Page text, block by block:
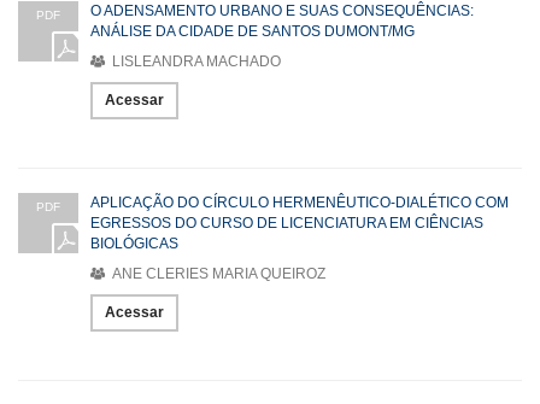
PDF
O ADENSAMENTO URBANO E SUAS CONSEQUÊNCIAS:
ANÁLISE DA CIDADE DE SANTOS DUMONT/MG
LISLEANDRA MACHADO
Acessar
PDF
APLICAÇÃO DO CÍRCULO HERMENÊUTICO-DIALÉTICO COM
EGRESSOS DO CURSO DE LICENCIATURA EM CIÊNCIAS
BIOLÓGICAS
ANE CLERIES MARIA QUEIROZ
Acessar